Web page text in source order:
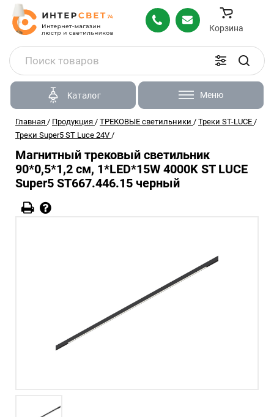
Корзина
Каталог Меню
Главная / Продукция / ТРЕКОВЫЕ светильники / Треки ST-LUCE /
Треки Super5 ST Luce 24V /
Магнитный трековый светильник
90*0,5*1,2 см, 1*LED*15W 4000K ST LUCE
Super5 ST667.446.15 черный